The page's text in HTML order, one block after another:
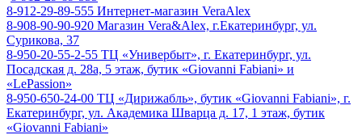
8-912-29-89-555 Интернет-магазин VeraAlex
8-908-90-90-920 Магазин Vera&Alex, г.Екатеринбург, ул.
Сурикова, 37
8-950-20-55-2-55 ТЦ «Универбыт», г. Екатеринбург, ул.
Посадская д. 28а, 5 этаж, бутик «Giovanni Fabiani» и
«LePassion»
8-950-650-24-00 ТЦ «Дирижабль», бутик «Giovanni Fabiani», г.
Екатеринбург, ул. Академика Шварца д. 17, 1 этаж, бутик
«Giovanni Fabiani»